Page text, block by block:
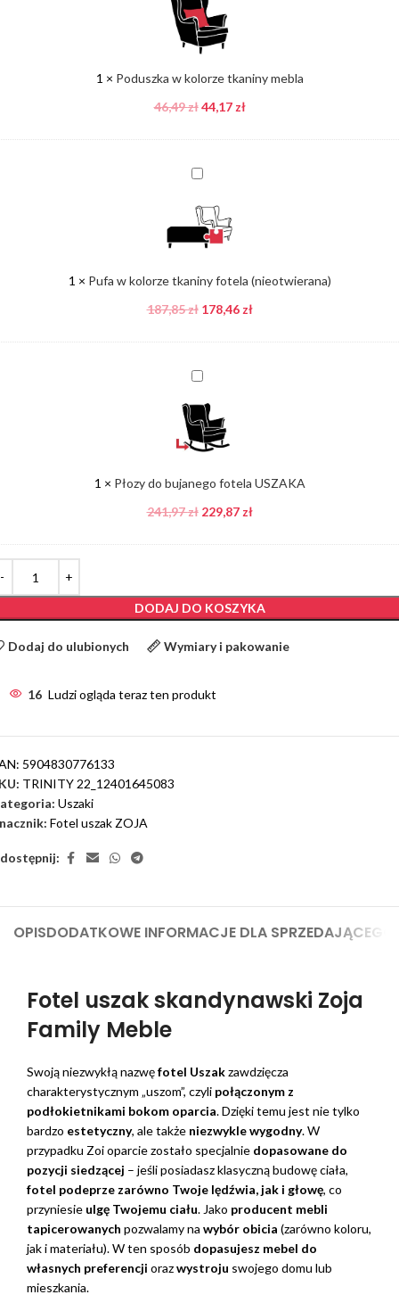
kolorze
tkaniny
mebla
1 × Poduszka w kolorze tkaniny mebla
46,49zł 44,17zł
Pufa
kolorze
tkaniny
fotela
1 × Pufa w kolorze tkaniny fotela (nieotwierana)
187,85zł 178,46zł
Płozy
bujanego
fotela
USZAKA
1 × Płozy do bujanego fotela USZAKA
241,97zł 229,87zł
DODAJ DO KOSZYKA
Dodaj do ulubionych Wymiary i pakowanie
16 Ludzi ogląda teraz ten produkt
5904830776133
TRINITY 22_12401645083
Uszaki
Fotel uszak ZOJA
OPISDODATKOWE INFORMACJE DLA SPRZEDAJĄCEGO
Fotel uszak skandynawski Zoja
Family Meble
Swoją niezwykłą nazwęfotel Uszakzawdzięcza
charakterystycznym „uszom”, czyli połączonym z
podłokietnikami bokom oparcia. Dzięki temu jest nie tylko
bardzo estetyczny, ale także niezwykle wygodny. W
przypadku Zoi oparcie zostało specjalnie dopasowane do
pozycji siedzącej – jeśli posiadasz klasyczną budowę ciała,
fotel podeprze zarówno Twoje lędźwia, jak i głowę, co
przyniesie ulgę Twojemu ciału. Jako producent mebli
tapicerowanych pozwalamy na wybór obicia (zarówno koloru,
jak i materiału). W ten sposób dopasujesz mebel do
własnych preferencji orazwystroju swojego domu lub
mieszkania.